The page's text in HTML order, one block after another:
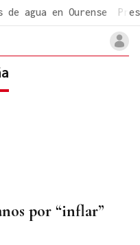
de agua en Ourense
por “inflar”